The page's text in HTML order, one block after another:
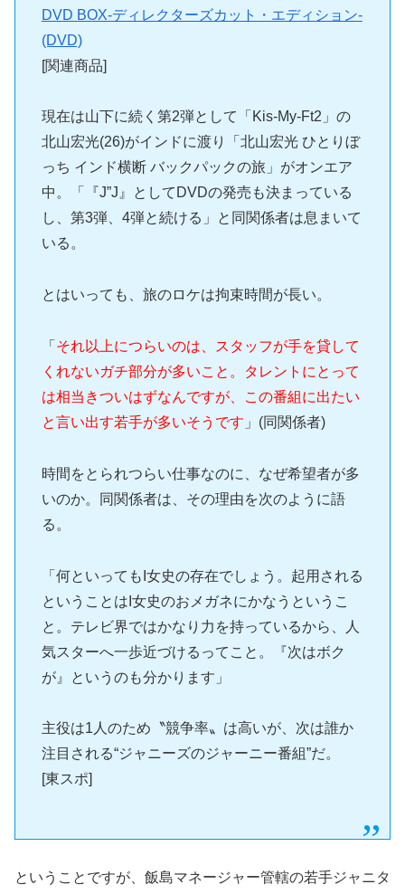
DVD BOX-ディレクターズカット・エディション-
(DVD)
[関連商品]
現在は山下に続く第2弾として「Kis-My-Ft2」の
北山宏光(26)がインドに渡り「北山宏光 ひとりぼ
っち インド横断 バックパックの旅」がオンエア
中。「『J”J』としてDVDの発売も決まっている
し、第3弾、4弾と続ける」と同関係者は息まいて
いる。
とはいっても、旅のロケは拘束時間が長い。
「 それ以上につらいのは、スタッフが手を貸して
くれないガチ部分が多いこと。タレントにとって
は相当きついはずなんですが、この番組に出たい
と言い出す若手が多いそうです 」(同関係者)
時間をとられつらい仕事なのに、なぜ希望者が多
いのか。同関係者は、その理由を次のように語
る。
「何といってもI女史の存在でしょう。起用される
ということはI女史のおメガネにかなうというこ
と。テレビ界ではかなり力を持っているから、人
気スターへ一歩近づけるってこと。『次はボク
が』というのも分かります」
主役は1人のため〝競争率〟は高いが、次は誰か
注目される“ジャニーズのジャーニー番組”だ。
[東スポ]
ということですが、飯島マネージャー管轄の若手ジャニタ